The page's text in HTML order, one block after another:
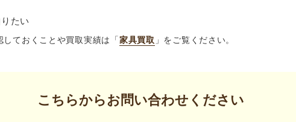
たい
ておくことや買取実績は「 家具買取 」をご覧ください。
こちらからお問い合わせください